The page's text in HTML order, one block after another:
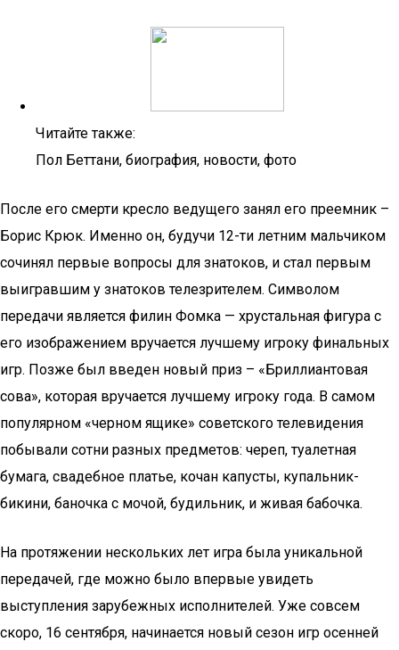
Читайте также:
Пол Беттани, биография, новости, фото
После его смерти кресло ведущего занял его преемник –
Борис Крюк. Именно он, будучи 12-ти летним мальчиком
сочинял первые вопросы для знатоков, и стал первым
выигравшим у знатоков телезрителем. Символом
передачи является филин Фомка — хрустальная фигура с
его изображением вручается лучшему игроку финальных
игр. Позже был введен новый приз – «Бриллиантовая
сова», которая вручается лучшему игроку года. В самом
популярном «черном ящике» советского телевидения
побывали сотни разных предметов: череп, туалетная
бумага, свадебное платье, кочан капусты, купальник-
бикини, баночка с мочой, будильник, и живая бабочка.
На протяжении нескольких лет игра была уникальной
передачей, где можно было впервые увидеть
выступления зарубежных исполнителей. Уже совсем
скоро, 16 сентября, начинается новый сезон игр осенней